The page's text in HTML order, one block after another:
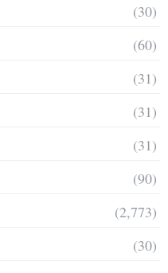
(30)
(60)
(31)
(31)
(31)
(90)
(2,773)
(30)